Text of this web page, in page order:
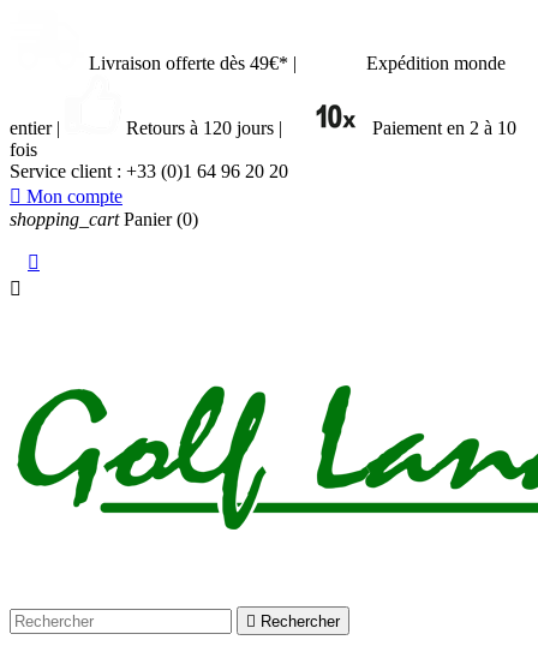
Livraison offerte dès 49€* | Expédition monde
entier | Retours à 120 jours |
Paiement en 2 à 10
fois
Service client : +33 (0)1 64 96 20 20
 Mon compte
shopping_cart Panier (0)


 Rechercher